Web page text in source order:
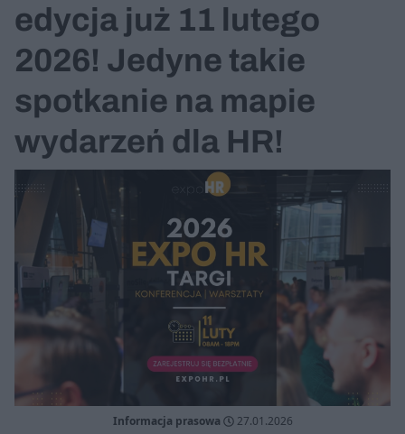
edycja już 11 lutego
2026! Jedyne takie
spotkanie na mapie
wydarzeń dla HR!
Informacja prasowa 27.01.2026